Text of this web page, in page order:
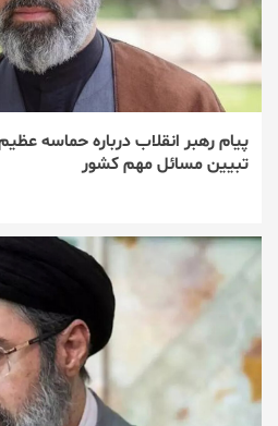
پیام رهبر انقلاب درباره حماسه
تبیین مسائل مهم کشور